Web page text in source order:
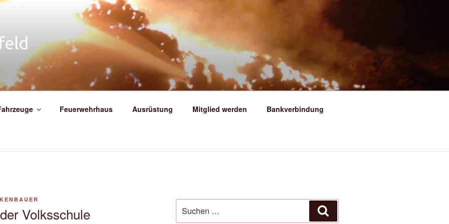
FEUERWEHR WEITERSFELD
Feuerwehrhaus Ausrüstung Mitglied werden Bankverbindung
Volksschule
nach: